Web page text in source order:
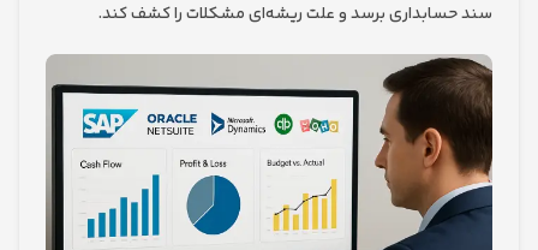
برسد و علت ریشه‌ای مشکلات را کشف کند.